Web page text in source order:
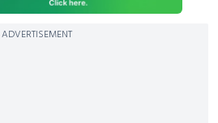
ADVERTISEMENT